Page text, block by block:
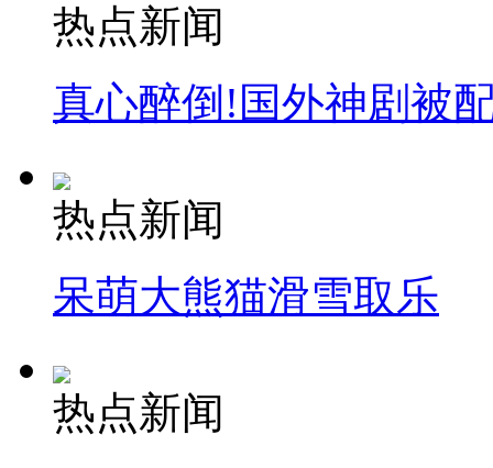
热点新闻
真心醉倒!国外神剧被
热点新闻
呆萌大熊猫滑雪取乐
热点新闻